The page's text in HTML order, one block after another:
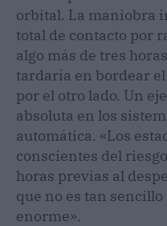
orbital. La maniobra
total de contacto por
algo más de tres
tardaría en bordear
por el otro lado. Un
absoluta en los
automática. «Los
conscientes del
horas previas al
que no es tan
enorme».